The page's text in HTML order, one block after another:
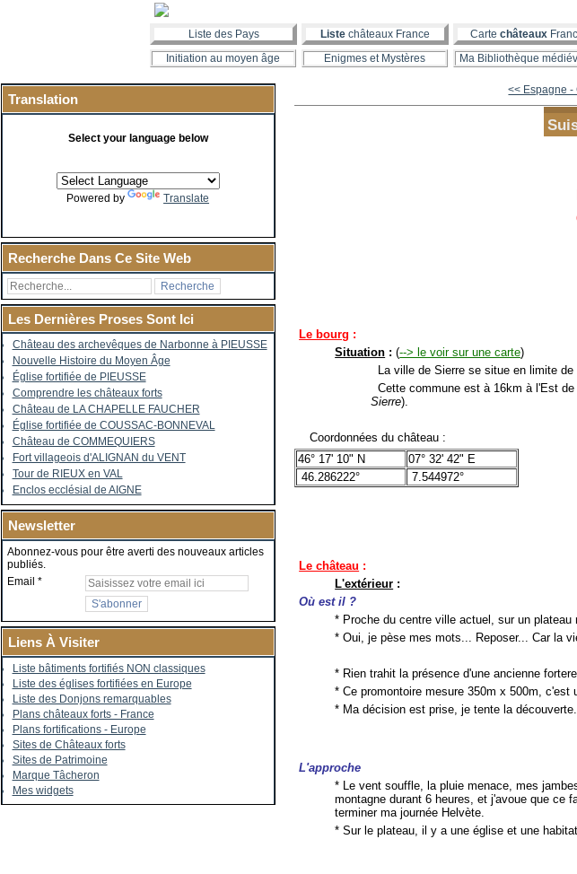
Liste des Pays Liste châteaux France Carte châteaux
Initiation au moyen âge
Enigmes et Mystères Ma Bibliothèque
Translation
Select your language below
Powered by Translate
Recherche Dans Ce Site Web
Les Dernières Proses Sont Ici
Château des archevêques de Narbonne à PIEUSSE
Nouvelle Histoire du Moyen Âge
Église fortifiée de PIEUSSE
Comprendre les châteaux forts
Château de LA CHAPELLE FAUCHER
Église fortifiée de COUSSAC-BONNEVAL
Château de COMMEQUIERS
Fort villageois d'ALIGNAN du VENT
Tour de RIEUX en VAL
Enclos ecclésial de AIGNE
Newsletter
Abonnez-vous pour être averti des nouveaux articles
publiés.
Email
Liens À Visiter
Liste bâtiments fortifiés NON classiques
Liste des églises fortifiées en Europe
Liste des Donjons remarquables
Plans châteaux forts - France
Plans fortifications - Europe
Sites de Châteaux forts
Sites de Patrimoine
Marque Tâcheron
Mes widgets
<< Espagne -
Le bourg :
Situation : (--> le voir sur une carte)
La ville de Sierre se situe en limite de
Cette commune est à 16km à l'Est
Sierre).
Coordonnées du château :
46° 17' 10" N
07° 32' 42" E
46.286222°
7.544972°
Le château :
L'extérieur :
Où est il ?
* Proche du centre ville actuel, sur un
* Oui, je pèse mes mots... Reposer... Car la
* Rien trahit la présence d'une ancienne
* Ce promontoire mesure 350m x 500m, c'est
* Ma décision est prise, je tente la découverte.
L'approche
* Le vent souffle, la pluie menace, mes
montagne durant 6 heures, et j'avoue que ce
terminer ma journée Helvète.
* Sur le plateau, il y a une église et une